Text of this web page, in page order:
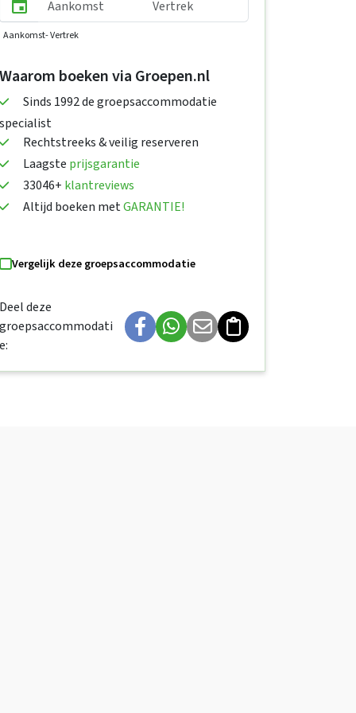
Aankomst- Vertrek
Waarom boeken via Groepen.nl
Sinds 1992 de groepsaccommodatie
specialist
Rechtstreeks & veilig reserveren
Laagste prijsgarantie
33046+ klantreviews
Altijd boeken metGARANTIE!
Vergelijk deze groepsaccommodatie
Deel deze
groepsaccommodati
e: